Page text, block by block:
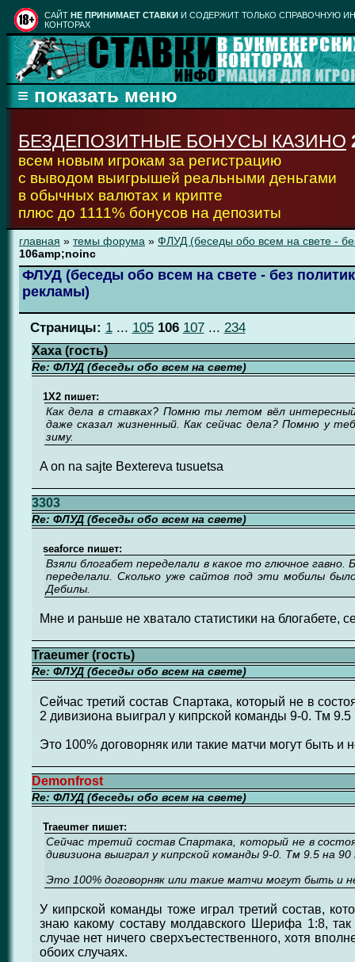
CАЙТ НЕ ПРИНИМАЕТ СТАВКИ И СОДЕРЖИТ ТОЛЬКО СПРАВОЧНУЮ
КОНТОРАХ
БЕЗДЕПОЗИТНЫЕ БОНУСЫ КАЗИНО
всем новым игрокам за регистрацию
с выводом выигрышей реальными деньгами
в обычных валютах и крипте
плюс до 1111% бонусов на депозиты
главная » темы форума » ФЛУД (беседы обо всем на свете -
106amp;noinc
ФЛУД (беседы обо всем на свете - без
рекламы)
Страницы: 1... 105 106 107... 234
Xaxa (гость)
Re: ФЛУД (беседы обо всем на свете)
1X2 пишет:
Как дела в ставках? Помню ты летом вёл
даже сказал жизненный. Как сейчас дела? Помню у
зиму.
A on na sajte Bextereva tusuetsa
3303
Re: ФЛУД (беседы обо всем на свете)
seaforce пишет:
Взяли блогабет переделали в какое то глючное
переделали. Сколько уже сайтов под эти мобилы
Дебилы.
Мне и раньше не хватало статистики на блогабете,
Traeumer (гость)
Re: ФЛУД (беседы обо всем на свете)
Сейчас третий состав Спартака, который не в
2 дивизиона выиграл у кипрской команды 9-0. Тм
Это 100% договорняк или такие матчи могут быть и
Demonfrost
Re: ФЛУД (беседы обо всем на свете)
Traeumer пишет:
Сейчас третий состав Спартака, который не в
дивизиона выиграл у кипрской команды 9-0. Тм 9.5 на
Это 100% договорняк или такие матчи могут быть и
У кипрской команды тоже играл третий состав,
знаю какому составу молдавского Шерифа 1:8,
случае нет ничего сверхъестественного, хотя
обоих случаях.